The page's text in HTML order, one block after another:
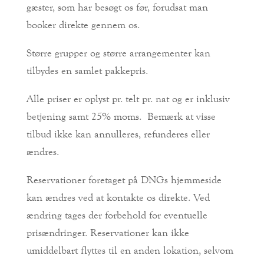
gæster, som har besøgt os før, forudsat man
booker direkte gennem os.
Større grupper og større arrangementer kan
tilbydes en samlet pakkepris.
Alle priser er oplyst pr. telt pr. nat og er inklusiv
betjening samt 25% moms. Bemærk at visse
tilbud ikke kan annulleres, refunderes eller
ændres.
Reservationer foretaget på DNGs hjemmeside
kan ændres ved at kontakte os direkte. Ved
ændring tages der forbehold for eventuelle
prisændringer. Reservationer kan ikke
umiddelbart flyttes til en anden lokation, selvom